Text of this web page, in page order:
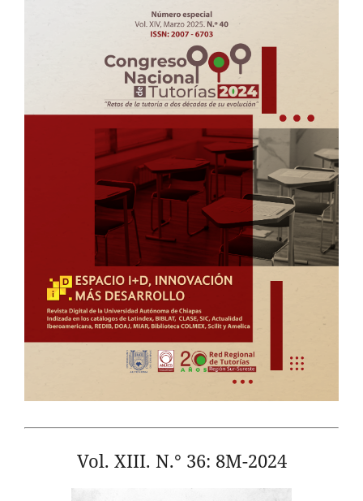
Vol. XIII. N.° 36: 8M-2024